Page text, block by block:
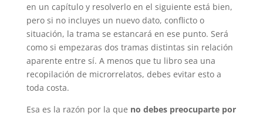
en un capítulo y resolverlo en el siguiente está bien,
pero si no incluyes un nuevo dato, conflicto o
situación, la trama se estancará en ese punto. Será
como si empezaras dos tramas distintas sin relación
aparente entre sí. A menos que tu libro sea una
recopilación de microrrelatos, debes evitar esto a
toda costa.
Esa es la razón por la que no debes preocuparte por